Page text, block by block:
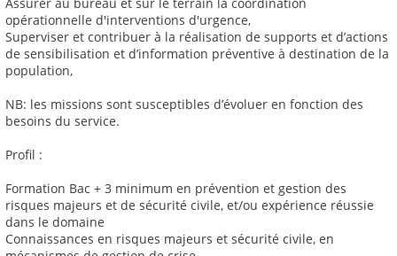
opérationnelle d'interventions d'urgence,
Superviser et contribuer à la réalisation de supports et d’actions
de sensibilisation et d’information préventive à destination de la
population,
NB: les missions sont susceptibles d’évoluer en fonction des
besoins du service.
Profil :
Formation Bac + 3 minimum en prévention et gestion des
risques majeurs et de sécurité civile, et/ou expérience réussie
dans le domaine
Connaissances en risques majeurs et sécurité civile, en